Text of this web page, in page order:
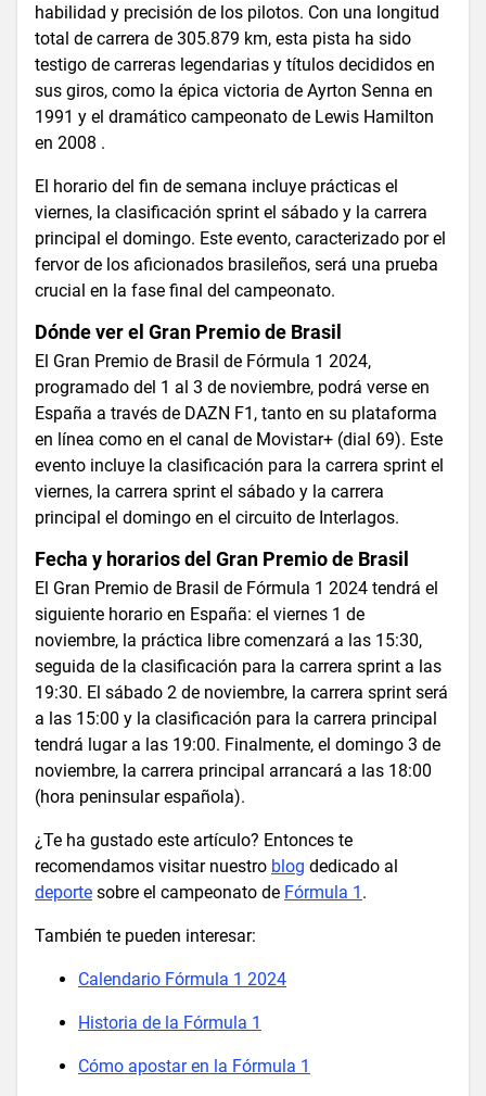
habilidad y precisión de los pilotos. Con una longitud
total de carrera de 305.879 km, esta pista ha sido
testigo de carreras legendarias y títulos decididos en
sus giros, como la épica victoria de Ayrton Senna en
1991 y el dramático campeonato de Lewis Hamilton
en 2008 .
El horario del fin de semana incluye prácticas el
viernes, la clasificación sprint el sábado y la carrera
principal el domingo. Este evento, caracterizado por el
fervor de los aficionados brasileños, será una prueba
crucial en la fase final del campeonato.
Dónde ver el Gran Premio de Brasil
El Gran Premio de Brasil de Fórmula 1 2024,
programado del 1 al 3 de noviembre, podrá verse en
España a través de DAZN F1, tanto en su plataforma
en línea como en el canal de Movistar+ (dial 69). Este
evento incluye la clasificación para la carrera sprint el
viernes, la carrera sprint el sábado y la carrera
principal el domingo en el circuito de Interlagos.
Fecha y horarios del Gran Premio de Brasil
El Gran Premio de Brasil de Fórmula 1 2024 tendrá el
siguiente horario en España: el viernes 1 de
noviembre, la práctica libre comenzará a las 15:30,
seguida de la clasificación para la carrera sprint a las
19:30. El sábado 2 de noviembre, la carrera sprint será
a las 15:00 y la clasificación para la carrera principal
tendrá lugar a las 19:00. Finalmente, el domingo 3 de
noviembre, la carrera principal arrancará a las 18:00
(hora peninsular española).
¿Te ha gustado este artículo? Entonces te
recomendamos visitar nuestro blog dedicado al
deporte sobre el campeonato de Fórmula 1 .
También te pueden interesar:
Calendario Fórmula 1 2024
Historia de la Fórmula 1
Cómo apostar en la Fórmula 1